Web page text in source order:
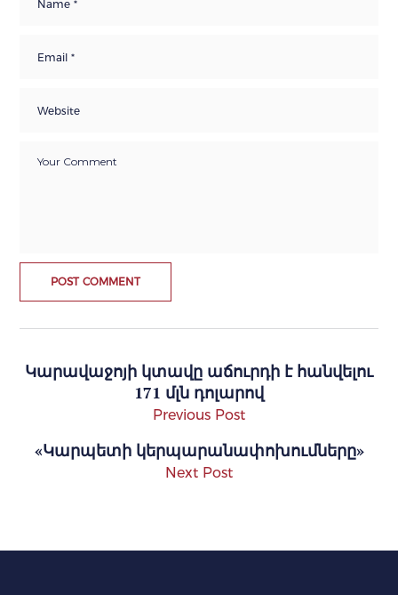
Կարավաջոյի կտավը աճուրդի է հանվելու
171 մլն դոլարով
Previous Post
«Կարպետի կերպարանափոխումները»
Next Post